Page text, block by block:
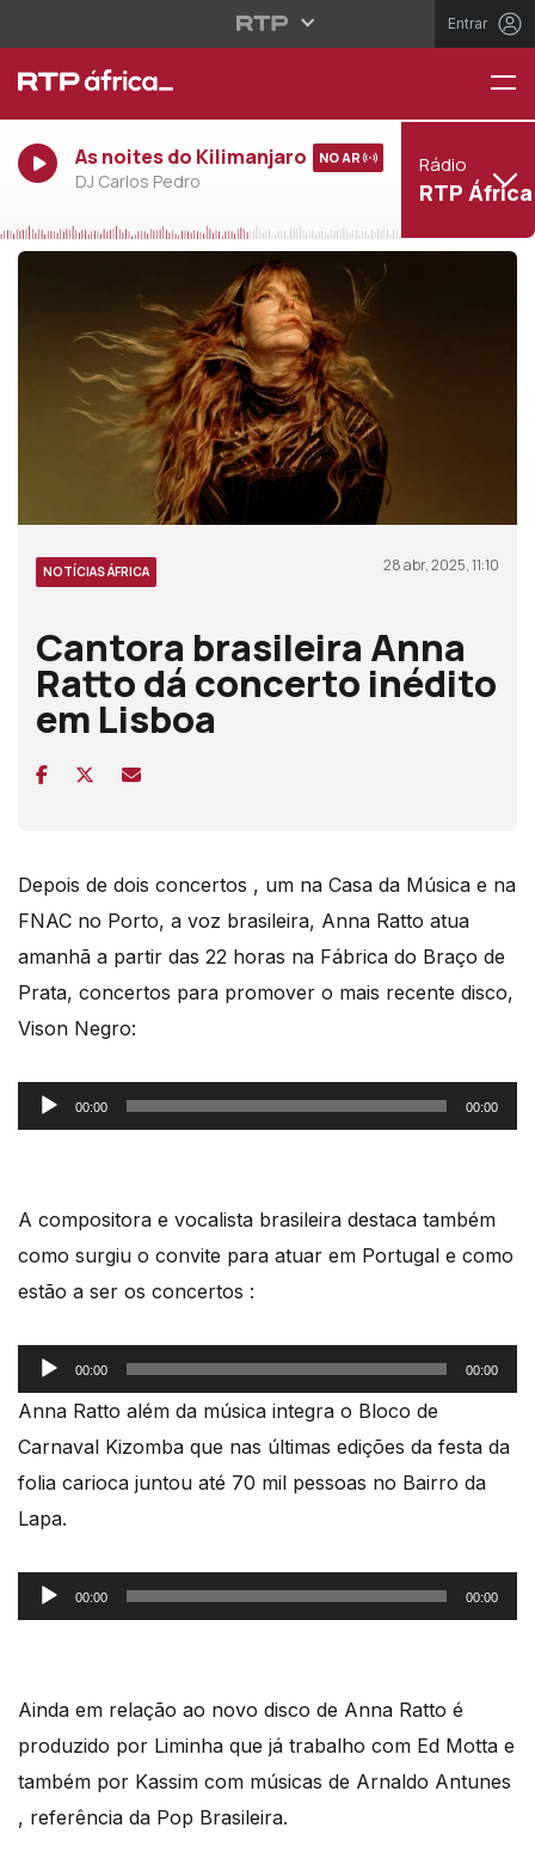
Entrar
As noites do Kilimanjaro
DJ Carlos Pedro
NO AR Rádio
RTP África
NOTÍCIAS ÁFRICA 28 abr, 2025, 11:10
Cantora brasileira Anna
Ratto dá concerto inédito
em Lisboa
Depois de dois concertos , um na Casa da Música e na
FNAC no Porto, a voz brasileira, Anna Ratto atua
amanhã a partir das 22 horas na Fábrica do Braço de
Prata, concertos para promover o mais recente disco,
Vison Negro:
Reprodutor
de
00:00 00:00
A compositora e vocalista brasileira destaca também
como surgiu o convite para atuar em Portugal e como
estão a ser os concertos :
Reprodutor
de
00:00 00:00
Anna Ratto além da música integra o Bloco de
Carnaval Kizomba que nas últimas edições da festa da
folia carioca juntou até 70 mil pessoas no Bairro da
Lapa.
Reprodutor
de
00:00 00:00
Ainda em relação ao novo disco de Anna Ratto é
produzido por Liminha que já trabalho com Ed Motta e
também por Kassim com músicas de Arnaldo Antunes
, referência da Pop Brasileira.